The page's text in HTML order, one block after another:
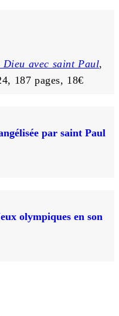
avec saint Paul,
187 pages, 18€
par saint Paul
olympiques en son